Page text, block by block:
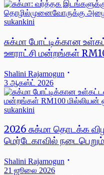
sukankini
சுக்மா போட்டிக்கான
ஊராட்சி மன்றங்கள்
Shalini Rajamogun
3 ஆகஸ்ட் 2026
sukankini
2026 சுக்மா தொடக்க
மெர்டேகாவில் நடைபெறும்
Shalini Rajamogun
21 ஜூலை 2026